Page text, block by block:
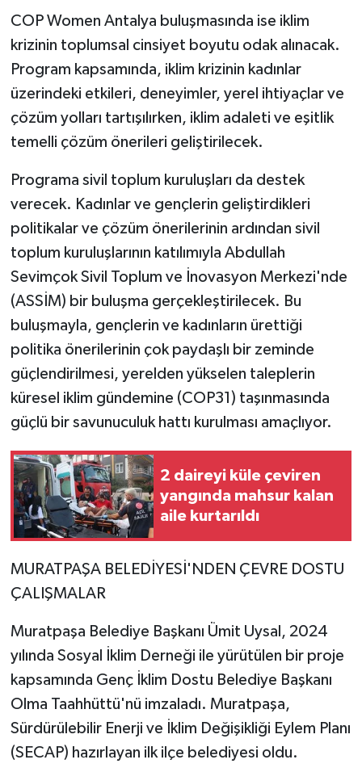
COP Women Antalya buluşmasında ise iklim
krizinin toplumsal cinsiyet boyutu odak alınacak.
Program kapsamında, iklim krizinin kadınlar
üzerindeki etkileri, deneyimler, yerel ihtiyaçlar ve
çözüm yolları tartışılırken, iklim adaleti ve eşitlik
temelli çözüm önerileri geliştirilecek.
Programa sivil toplum kuruluşları da destek
verecek. Kadınlar ve gençlerin geliştirdikleri
politikalar ve çözüm önerilerinin ardından sivil
toplum kuruluşlarının katılımıyla Abdullah
Sevimçok Sivil Toplum ve İnovasyon Merkezi'nde
(ASSİM) bir buluşma gerçekleştirilecek. Bu
buluşmayla, gençlerin ve kadınların ürettiği
politika önerilerinin çok paydaşlı bir zeminde
güçlendirilmesi, yerelden yükselen taleplerin
küresel iklim gündemine (COP31) taşınmasında
güçlü bir savunuculuk hattı kurulması amaçlıyor.
2 daireyi küle çeviren
yangında mahsur kalan
aile kurtarıldı
MURATPAŞA BELEDİYESİ'NDEN ÇEVRE DOSTU
ÇALIŞMALAR
Muratpaşa Belediye Başkanı Ümit Uysal, 2024
yılında Sosyal İklim Derneği ile yürütülen bir proje
kapsamında Genç İklim Dostu Belediye Başkanı
Olma Taahhüttü'nü imzaladı. Muratpaşa,
Sürdürülebilir Enerji ve İklim Değişikliği Eylem Planı
(SECAP) hazırlayan ilk ilçe belediyesi oldu.